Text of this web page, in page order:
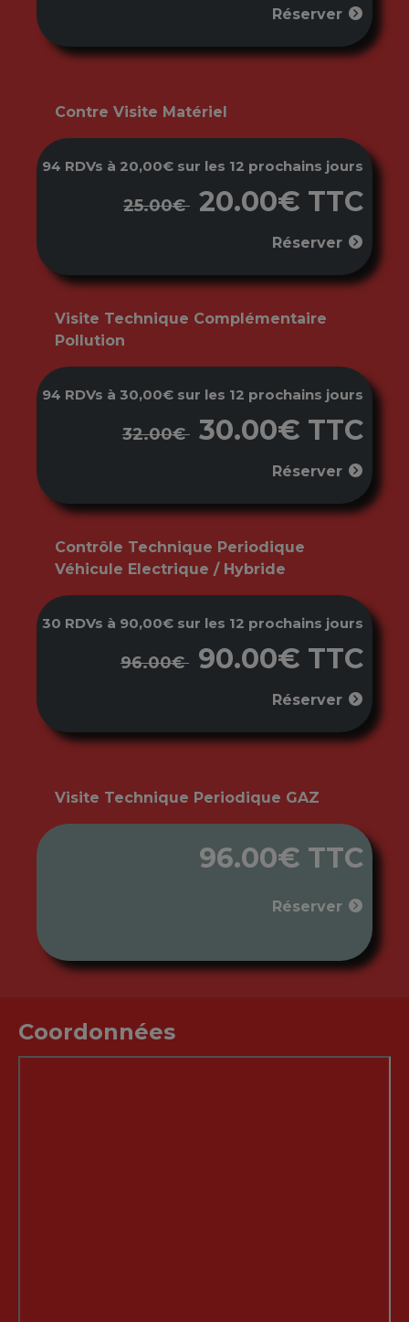
Réserver
Contre Visite Matériel
94 RDVs à 20,00€ sur les 12 prochains jours
25.00€ 20.00€ TTC
Réserver
Visite Technique Complémentaire
Pollution
94 RDVs à 30,00€ sur les 12 prochains jours
32.00€ 30.00€ TTC
Réserver
Contrôle Technique Periodique
Véhicule Electrique / Hybride
30 RDVs à 90,00€ sur les 12 prochains jours
96.00€ 90.00€ TTC
Réserver
Visite Technique Periodique GAZ
96.00€ TTC
Réserver
Coordonnées